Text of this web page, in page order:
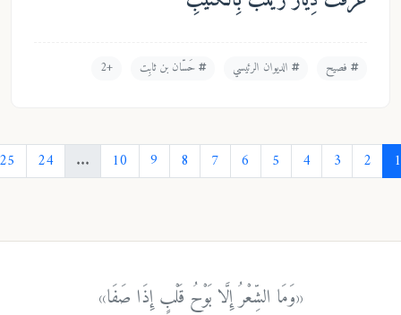
الديوان الرئيسي حَسّان بن ثابِت +2
10
...
24
25
›
«وَمَا الشِّعْرُ إِلَّا بَوْحُ قَلْبٍ إِذَا صَفَا»